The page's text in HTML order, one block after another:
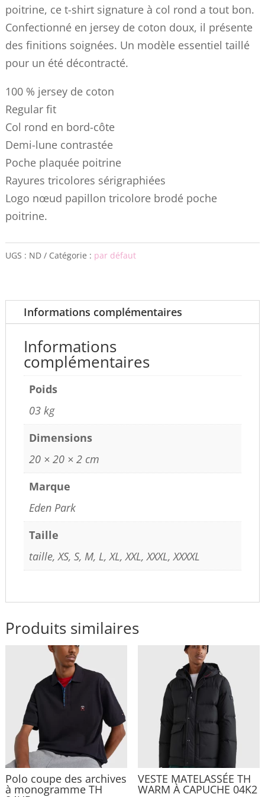
poitrine, ce t-shirt signature à col rond a tout bon.
Confectionné en jersey de coton doux, il présente
des finitions soignées. Un modèle essentiel taillé
pour un été décontracté.
100 % jersey de coton
Regular fit
Col rond en bord-côte
Demi-lune contrastée
Poche plaquée poitrine
Rayures tricolores sérigraphiées
Logo nœud papillon tricolore brodé poche
poitrine.
UGS : ND Catégorie : par défaut
Informations complémentaires
Informations
complémentaires
Poids
03 kg
Dimensions
20 × 20 × 2 cm
Marque
Eden Park
Taille
taille, XS, S, M, L, XL, XXL, XXXL, XXXXL
Produits similaires
Polo coupe des archives
à monogramme TH
VESTE MATELASSÉE TH
WARM À CAPUCHE 04K2